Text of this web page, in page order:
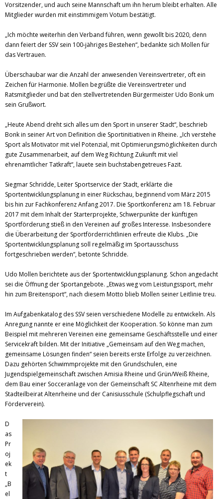
Vorsitzender, und auch seine Mannschaft um ihn herum bleibt erhalten. Alle
Mitglieder wurden mit einstimmigem Votum bestätigt.
„Ich möchte weiterhin den Verband führen, wenn gewollt bis 2020, denn
dann feiert der SSV sein 100-jähriges Bestehen“, bedankte sich Mollen für
das Vertrauen.
Überschaubar war die Anzahl der anwesenden Vereinsvertreter, oft ein
Zeichen für Harmonie. Mollen begrüßte die Vereinsvertreter und
Ratsmitglieder und bat den stellvertretenden Bürgermeister Udo Bonk um
sein Grußwort.
„Heute Abend dreht sich alles um den Sport in unserer Stadt“, beschrieb
Bonk in seiner Art von Definition die Sportinitiativen in Rheine. „Ich verstehe
Sport als Motivator mit viel Potenzial, mit Optimierungsmöglichkeiten durch
gute Zusammenarbeit, auf dem Weg Richtung Zukunft mit viel
ehrenamtlicher Tatkraft“, lauete sein buchstabengetreues Fazit.
Siegmar Schridde, Leiter Sportservice der Stadt, erklärte die
Sportentwicklungsplanung in einer Rückschau, beginnend vom März 2015
bis hin zur Fachkonferenz Anfang 2017. Die Sportkonferenz am 18. Februar
2017 mit dem Inhalt der Starterprojekte, Schwerpunkte der künftigen
Sportförderung stieß in den Vereinen auf großes Interesse. Insbesondere
die Überarbeitung der Sportförderrichtlinien erfreute die Klubs. „Die
Sportentwicklungsplanung soll regelmäßig im Sportausschuss
fortgeschrieben werden“, betonte Schridde.
Udo Mollen berichtete aus der Sportentwicklungsplanung. Schon angedacht
sei die Öffnung der Sportangebote. „Etwas weg vom Leistungssport, mehr
hin zum Breitensport“, nach diesem Motto blieb Mollen seiner Leitlinie treu.
Im Aufgabenkatalog des SSV seien verschiedene Modelle zu entwickeln. Als
Anregung nannte er eine Möglichkeit der Kooperation. So könne man zum
Beispiel mit mehreren Vereinen eine gemeinsame Geschäftsstelle und einer
Servicekraft bilden. Mit der Initiative „Gemeinsam auf den Weg machen,
gemeinsame Lösungen finden“ seien bereits erste Erfolge zu verzeichnen.
Dazu gehörten Schwimmprojekte mit den Grundschulen, eine
Jugendspielgemeinschaft zwischen Amisia Rheine und Grün/Weiß Rheine,
dem Bau einer Socceranlage von der Gemeinschaft SC Altenrheine mit dem
Stadteilbeirat Altenrheine und der Canisiusschule (Schulpflegschaft und
Förderverein).
D
as
Pr
oj
ek
t
„B
el